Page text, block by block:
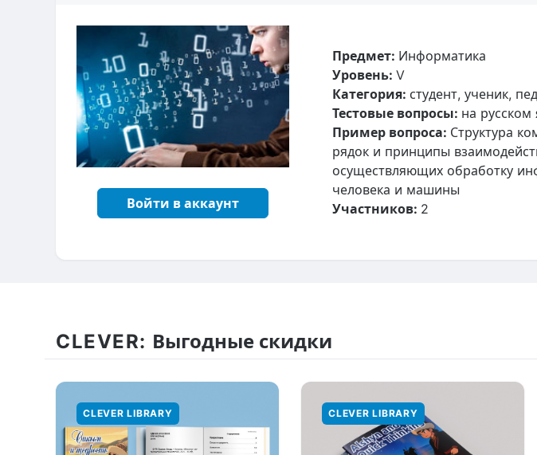
Войти в аккаунт
Предмет: Информатика
Уровень: V
Категория: студент, ученик,
Тестовые вопросы: на русском
Пример вопроса: Структура
рядок и принципы
осуществляющих обработку
человека и машины
Участников: 2
CLEVER: Выгодные скидки
CLEVER LIBRARY CLEVER LIBRARY